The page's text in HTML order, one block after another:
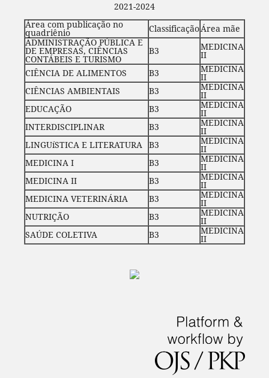
2021-2024
Área com publicação no
quadriênio ClassificaçãoÁrea mãe
ADMINISTRAÇÃO PÚBLICA E
DE EMPRESAS, CIÊNCIAS
CONTÁBEIS E TURISMO
B3 MEDICINA
II
CIÊNCIA DE ALIMENTOS
B3 MEDICINA
II
CIÊNCIAS AMBIENTAIS
B3 MEDICINA
II
EDUCAÇÃO
B3 MEDICINA
II
INTERDISCIPLINAR
B3 MEDICINA
II
LINGUíSTICA E LITERATURA B3 MEDICINA
II
MEDICINA I
B3 MEDICINA
II
MEDICINA II
B3 MEDICINA
II
MEDICINA VETERINÁRIA
B3 MEDICINA
II
NUTRIÇÃO
B3 MEDICINA
II
SAÚDE COLETIVA
B3 MEDICINA
II